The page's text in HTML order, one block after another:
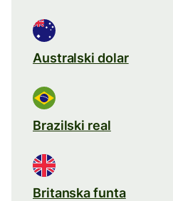
Australski dolar
Brazilski real
Britanska funta